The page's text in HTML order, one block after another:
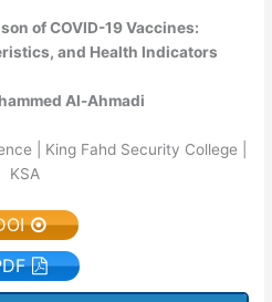
of COVID-19 Vaccines:
and Health Indicators
Al-Ahmadi
| King Fahd Security College |
KSA
DOI
PDF